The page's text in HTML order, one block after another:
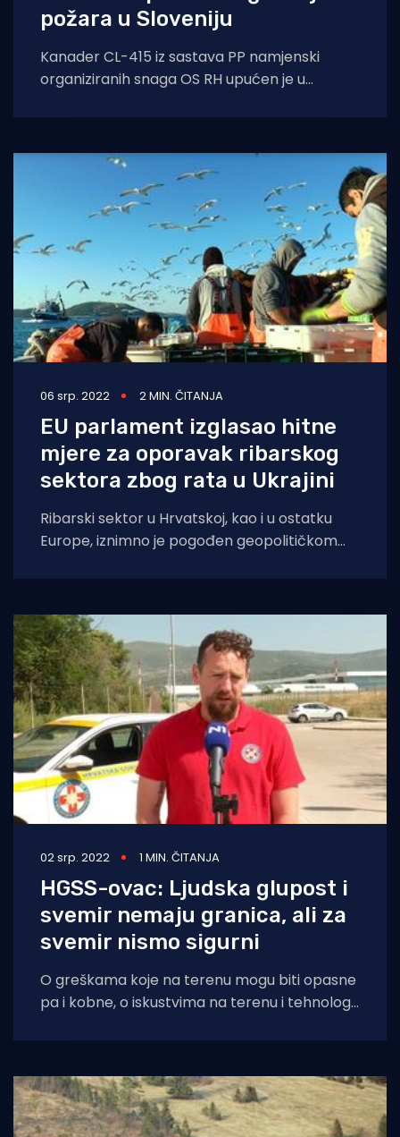
požara u Sloveniju
Kanader CL-415 iz sastava PP namjenski
organiziranih snaga OS RH upućen je u
06 srp. 2022 2 MIN. ČITANJA
EU parlament izglasao hitne
mjere za oporavak ribarskog
sektora zbog rata u Ukrajini
Ribarski sektor u Hrvatskoj, kao i u ostatku
Europe, iznimno je pogođen geopolitičkom
02 srp. 2022 1 MIN. ČITANJA
HGSS-ovac: Ljudska glupost i
svemir nemaju granica, ali za
svemir nismo sigurni
O greškama koje na terenu mogu biti opasne
pa i kobne, o iskustvima na terenu i tehnologiji